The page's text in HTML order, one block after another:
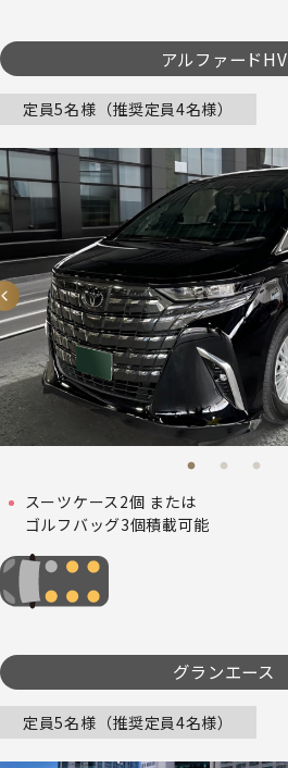
アルファードHV
定員5名様（推奨定員4名様）
スーツケース2個 または
ゴルフバッグ3個積載可能
グランエース
定員5名様（推奨定員4名様）